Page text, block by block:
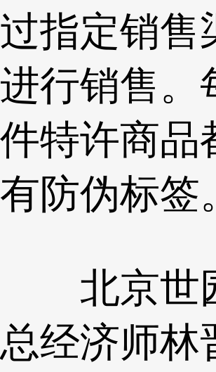
过指定销售
进行销售。
件特许商品
有防伪标签
北京世
总经济师林